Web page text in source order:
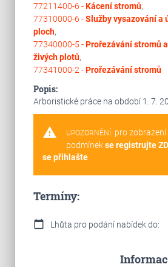
77211400-6 -Kácení stromů,
77310000-6 -Služby vysazování a
ploch,
77340000-5 -Prořezávání stromů
živých plotů,
77341000-2 -Prořezávání stromů
Popis:
Arboristické práce na období 1. 7.
warning UPOZORNĚNÍ: pro
podmínekse registrujte
se přihlašte.
Termíny:
calendar_today Lhůta pro podání nabídek do: